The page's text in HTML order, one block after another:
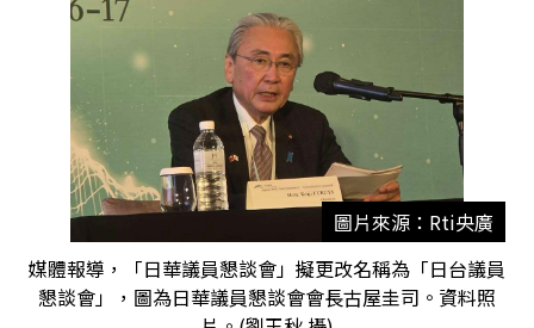
圖片來源：Rti央廣
媒體報導，「日華議員懇談會」擬更改名稱為「日台議員
懇談會」，圖為日華議員懇談會會長古屋圭司。資料照